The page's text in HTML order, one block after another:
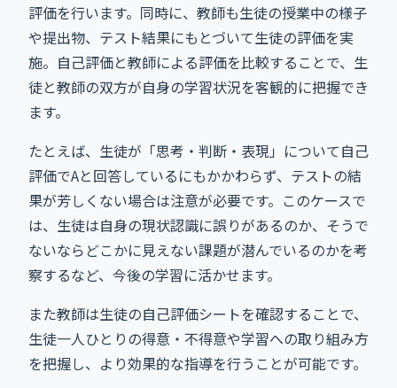
評価を行います。同時に、教師も生徒の授業中の様子
や提出物、テスト結果にもとづいて生徒の評価を実
施。自己評価と教師による評価を比較することで、生
徒と教師の双方が自身の学習状況を客観的に把握でき
ます。
たとえば、生徒が「思考・判断・表現」について自己
評価でAと回答しているにもかかわらず、テストの結
果が芳しくない場合は注意が必要です。このケースで
は、生徒は自身の現状認識に誤りがあるのか、そうで
ないならどこかに見えない課題が潜んでいるのかを考
察するなど、今後の学習に活かせます。
また教師は生徒の自己評価シートを確認することで、
生徒一人ひとりの得意・不得意や学習への取り組み方
を把握し、より効果的な指導を行うことが可能です。